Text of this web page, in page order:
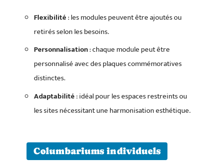
Flexibilité: les modules peuvent être ajoutés ou
retirés selon les besoins.
Personnalisation: chaque module peut être
personnalisé avec des plaques commémoratives
distinctes.
Adaptabilité: idéal pour les espaces restreints ou
les sites nécessitant une harmonisation esthétique.
Columbariums individuels